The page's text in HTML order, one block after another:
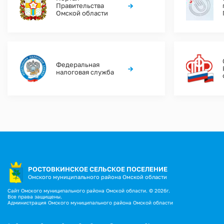
Правительства
Омской области
→
Федеральная
налоговая служба
→
РОСТОВКИНСКОЕ СЕЛЬСКОЕ ПОСЕЛЕНИЕ
Омского муниципального района Омской области
Сайт Омского муниципального района Омской области. © 2026г.
Все права защищены.
Администрация Омского муниципального района Омской области